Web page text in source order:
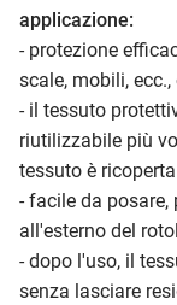
applicazione:
- protezione
scale, mobili,
- il tessuto
riutilizzabile più
tessuto è
- facile da
all'esterno del
- dopo l'uso, il
senza lasciare